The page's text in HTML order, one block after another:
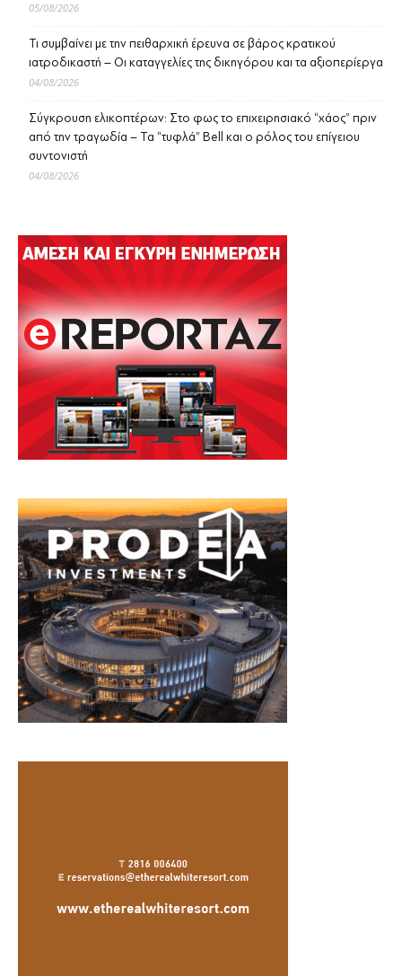
05/08/2026
Τι συμβαίνει με την πειθαρχική έρευνα σε βάρος κρατικού
ιατροδικαστή – Οι καταγγελίες της δικηγόρου και τα αξιοπερίεργα
04/08/2026
Σύγκρουση ελικοπτέρων: Στο φως το επιχειρησιακό “χάος” πριν
από την τραγωδία – Τα “τυφλά” Bell και ο ρόλος του επίγειου
συντονιστή
04/08/2026